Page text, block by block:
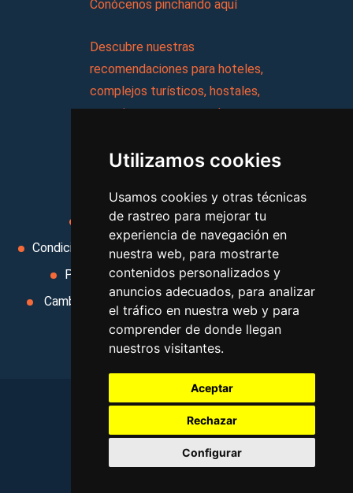
Utilizamos cookies
Usamos cookies y otras técnicas
de rastreo para mejorar tu
experiencia de navegación en
nuestra web, para mostrarte
contenidos personalizados y
anuncios adecuados, para analizar
el tráfico en nuestra web y para
comprender de donde llegan
nuestros visitantes.
Aceptar
Rechazar
Configurar
Conócenos pinchando aquí
Descubre nuestras
recomendaciones para hoteles,
complejos turísticos, hostales,
vacaciones, paquetes de
Aviso legal
Condiciones de uso
Condiciones Generales
Ley de Viajes Combinados
Política de privacidad
Uso de cookies
Cambiar preferencias de cookies
Area privada
Contacto
2026